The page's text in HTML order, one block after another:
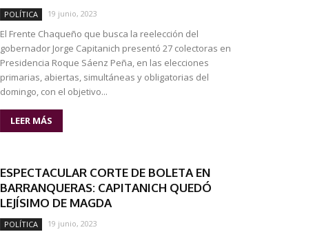
POLÍTICA 19 junio, 2023
El Frente Chaqueño que busca la reelección del
gobernador Jorge Capitanich presentó 27 colectoras en
Presidencia Roque Sáenz Peña, en las elecciones
primarias, abiertas, simultáneas y obligatorias del
domingo, con el objetivo...
LEER MÁS
ESPECTACULAR CORTE DE BOLETA EN
BARRANQUERAS: CAPITANICH QUEDÓ
LEJÍSIMO DE MAGDA
POLÍTICA 19 junio, 2023